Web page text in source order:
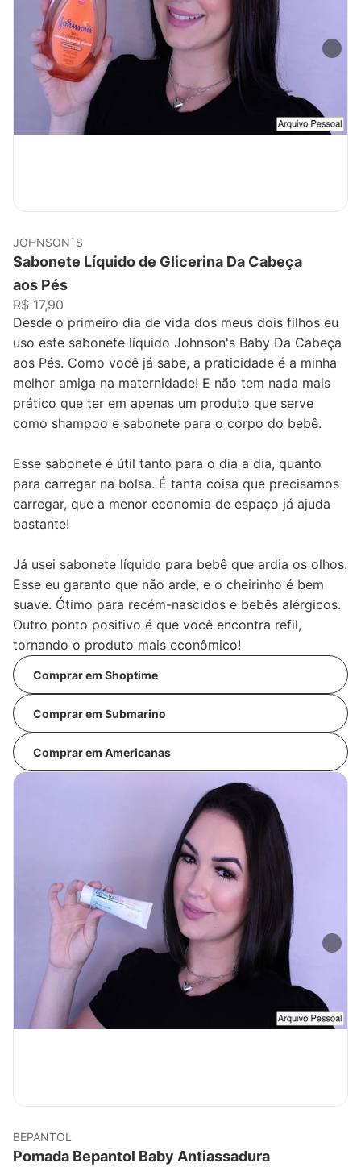
JOHNSON`S
Sabonete Líquido de Glicerina Da Cabeça
aos Pés
R$ 17,90
Desde o primeiro dia de vida dos meus dois filhos eu
uso este sabonete líquido Johnson's Baby Da Cabeça
aos Pés. Como você já sabe, a praticidade é a minha
melhor amiga na maternidade! E não tem nada mais
prático que ter em apenas um produto que serve
como shampoo e sabonete para o corpo do bebê.
Esse sabonete é útil tanto para o dia a dia, quanto
para carregar na bolsa. É tanta coisa que precisamos
carregar, que a menor economia de espaço já ajuda
bastante!
Já usei sabonete líquido para bebê que ardia os olhos.
Esse eu garanto que não arde, e o cheirinho é bem
suave. Ótimo para recém-nascidos e bebês alérgicos.
Outro ponto positivo é que você encontra refil,
tornando o produto mais econômico!
Comprar em Shoptime
Comprar em Submarino
Comprar em Americanas
BEPANTOL
Pomada Bepantol Baby Antiassadura